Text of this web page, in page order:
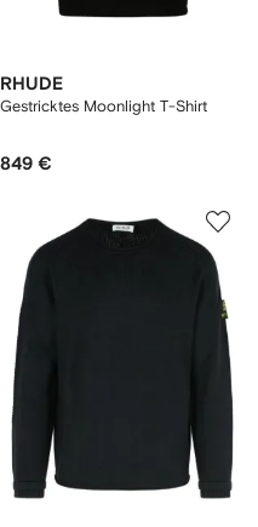
RHUDE
Gestricktes Moonlight T-Shirt
849 €